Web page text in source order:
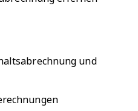
und